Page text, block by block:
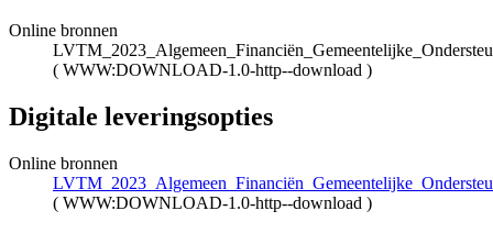
Online bronnen
( WWW:DOWNLOAD-1.0-http--download )
Digitale leveringsopties
Online bronnen
( WWW:DOWNLOAD-1.0-http--download )